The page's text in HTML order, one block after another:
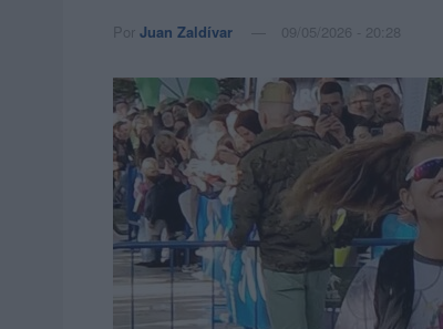
Por Juan Zaldívar 09/05/2026 - 20:28